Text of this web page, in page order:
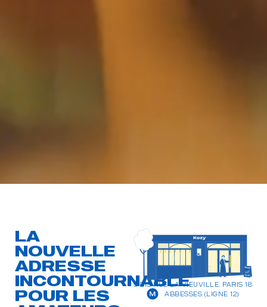
LA
NOUVELLE
ADRESSE
INCONTOURNABLE
POUR LES
5 BIS RUE LA VIEUVILLE, PARIS 18
ABBESSES (LIGNE 12)